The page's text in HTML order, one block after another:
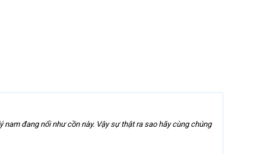
đang nổi như cồn này. Vậy sự thật ra sao hãy cùng chúng